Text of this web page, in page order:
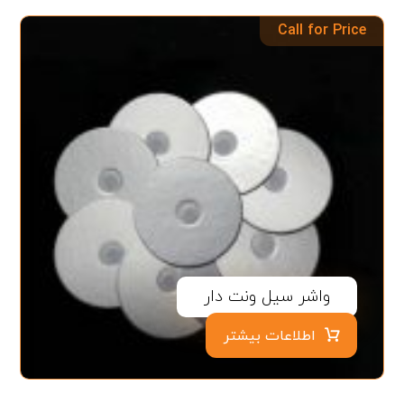
واشر سیل ونت دار
Call for Price
اطلاعات بیشتر